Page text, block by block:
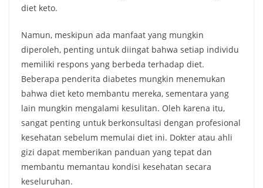
diet keto.
Namun, meskipun ada manfaat yang mungkin
diperoleh, penting untuk diingat bahwa setiap individu
memiliki respons yang berbeda terhadap diet.
Beberapa penderita diabetes mungkin menemukan
bahwa diet keto membantu mereka, sementara yang
lain mungkin mengalami kesulitan. Oleh karena itu,
sangat penting untuk berkonsultasi dengan profesional
kesehatan sebelum memulai diet ini. Dokter atau ahli
gizi dapat memberikan panduan yang tepat dan
membantu memantau kondisi kesehatan secara
keseluruhan.